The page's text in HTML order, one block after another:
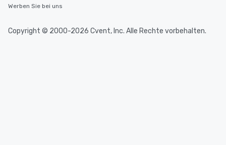
Werben Sie bei uns
Copyright © 2000-2026 Cvent, Inc. Alle Rechte vorbehalten.